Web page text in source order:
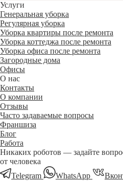
Услуги
Генеральная уборка
Регулярная уборка
Уборка квартиры после ремонта
Уборка коттеджа после ремонта
Уборка офиса после ремонта
Загородные дома
Офисы
О нас
Контакты
О компании
Отзывы
Часто задаваемые вопросы
Франшиза
Блог
Работа
Никаких роботов — задайте
от человека
Telegram
WhatsApp